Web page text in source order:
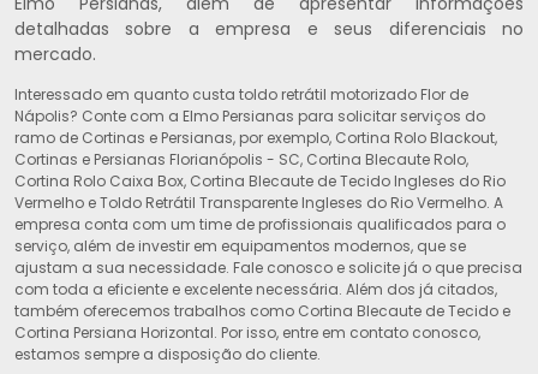
detalhadas sobre a empresa e seus diferenciais no
mercado.
Interessado em quanto custa toldo retrátil motorizado Flor de
Nápolis? Conte com a Elmo Persianas para solicitar serviços do
ramo de Cortinas e Persianas, por exemplo, Cortina Rolo Blackout,
Cortinas e Persianas Florianópolis - SC, Cortina Blecaute Rolo,
Cortina Rolo Caixa Box, Cortina Blecaute de Tecido Ingleses do Rio
Vermelho e Toldo Retrátil Transparente Ingleses do Rio Vermelho. A
empresa conta com um time de profissionais qualificados para o
serviço, além de investir em equipamentos modernos, que se
ajustam a sua necessidade. Fale conosco e solicite já o que precisa
com toda a eficiente e excelente necessária. Além dos já citados,
também oferecemos trabalhos como Cortina Blecaute de Tecido e
Cortina Persiana Horizontal. Por isso, entre em contato conosco,
estamos sempre a disposição do cliente.